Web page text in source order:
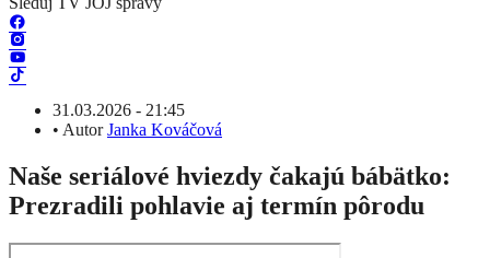
31.03.2026 - 21:45
• AutorJanka Kováčová
Naše seriálové hviezdy čakajú bábätko:
Prezradili pohlavie aj termín pôrodu